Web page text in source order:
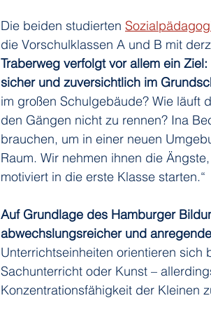
Die beiden studierten
die Vorschulklassen A und B mit
Traberweg verfolgt vor allem ein
sicher und zuversichtlich im
im großen Schulgebäude? Wie läuft
den Gängen nicht zu rennen? Ina
brauchen, um in einer neuen
Raum. Wir nehmen ihnen die
motiviert in die erste Klasse starten.“
Auf Grundlage des Hamburger
abwechslungsreicher und
Unterrichtseinheiten orientieren sich
Sachunterricht oder Kunst –
Konzentrationsfähigkeit der Kleinen